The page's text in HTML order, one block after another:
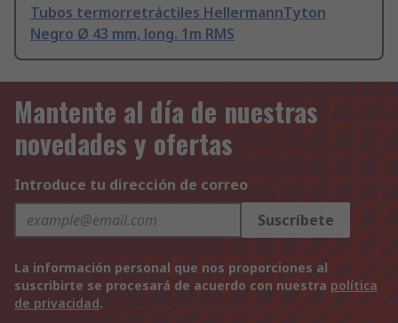
Tubos termorretráctiles HellermannTyton
Negro Ø 43 mm, long. 1m RMS
Mantente al día de nuestras
novedades y ofertas
Introduce tu dirección de correo
Suscríbete
La información personal que nos proporciones al
suscribirte se procesará de acuerdo con nuestra política
de privacidad.